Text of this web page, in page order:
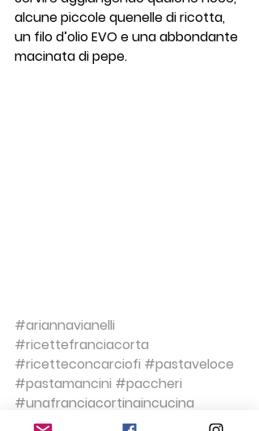
alcune piccole quenelle di ricotta,
un filo d’olio EVO e una abbondante
macinata di pepe.
#ariannavianelli
#ricettefranciacorta
#ricetteconcarciofi #pastaveloce
#pastamancini #paccheri
#unafranciacortinaincucina
Ricette